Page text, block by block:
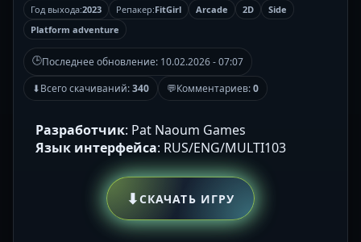
Год выхода:2023 Репакер:FitGirl Arcade 2D
Side
Platform adventure
🕒Последнее обновление: 10.02.2026 - 07:07
⬇Всего скачиваний:340 💬Комментариев:0
Разработчик: Pat Naoum Games
Язык интерфейса: RUS/ENG/MULTI103
⬇СКАЧАТЬ ИГРУ